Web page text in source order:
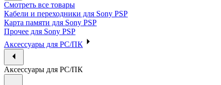
Смотреть все товары
Кабели и переходники для Sony PSP
Карта памяти для Sony PSP
Прочее для Sony PSP
Аксессуары для PC/ПК
Аксессуары для PC/ПК